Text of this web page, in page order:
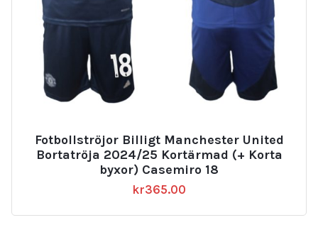
Fotbollströjor Billigt Manchester United
Bortatröja 2024/25 Kortärmad (+ Korta
byxor) Casemiro 18
kr365.00